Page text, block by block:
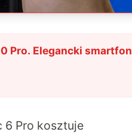
Pro. Elegancki smartfon
6 Pro kosztuje